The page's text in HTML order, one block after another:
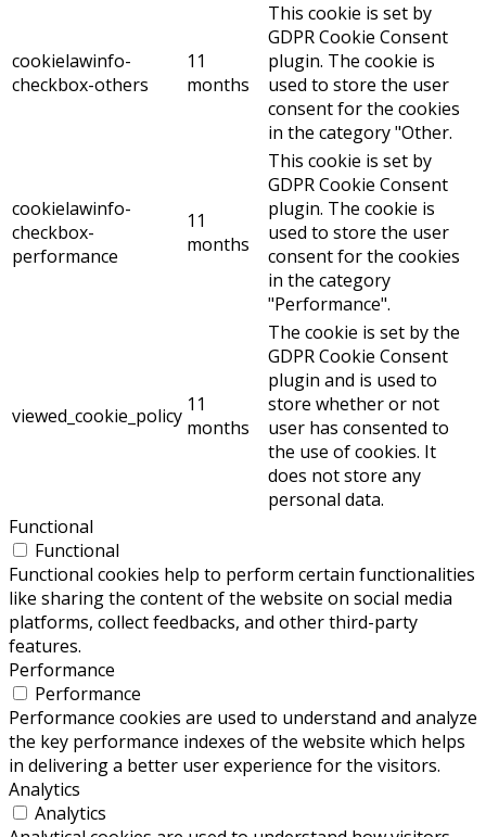
cookielawinfo-
checkbox-others
11
months
This cookie is set by
GDPR Cookie Consent
plugin. The cookie is
used to store the user
consent for the cookies
in the category "Other.
cookielawinfo-
checkbox-
performance
11
months
This cookie is set by
GDPR Cookie Consent
plugin. The cookie is
used to store the user
consent for the cookies
in the category
"Performance".
viewed_cookie_policy 11
months
The cookie is set by the
GDPR Cookie Consent
plugin and is used to
store whether or not
user has consented to
the use of cookies. It
does not store any
personal data.
Functional
Functional
Functional cookies help to perform certain functionalities
like sharing the content of the website on social media
platforms, collect feedbacks, and other third-party
features.
Performance
Performance
Performance cookies are used to understand and analyze
the key performance indexes of the website which helps
in delivering a better user experience for the visitors.
Analytics
Analytics